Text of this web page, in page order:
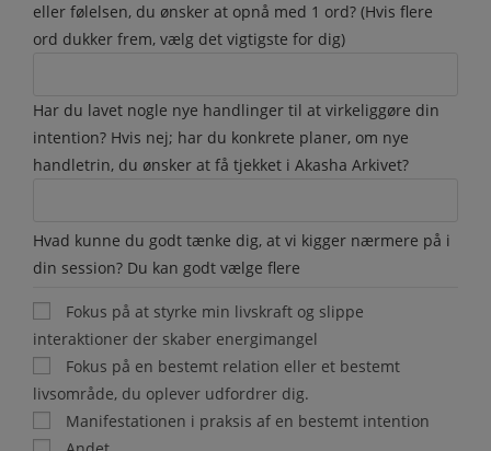
eller følelsen, du ønsker at opnå med 1 ord? (Hvis flere
ord dukker frem, vælg det vigtigste for dig)
Har du lavet nogle nye handlinger til at virkeliggøre din
intention? Hvis nej; har du konkrete planer, om nye
handletrin, du ønsker at få tjekket i Akasha Arkivet?
Hvad kunne du godt tænke dig, at vi kigger nærmere på i
din session? Du kan godt vælge flere
Fokus på at styrke min livskraft og slippe
interaktioner der skaber energimangel
Fokus på en bestemt relation eller et bestemt
livsområde, du oplever udfordrer dig.
Manifestationen i praksis af en bestemt intention